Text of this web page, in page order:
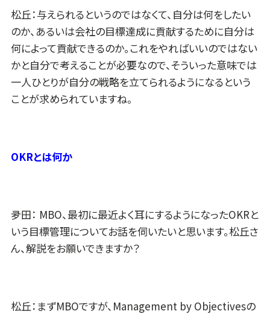
松丘：与えられるというのではなくて、自分は何をしたい
のか、あるいは会社の目標達成に貢献するために自分は
何によって貢献できるのか。これをやればいいのではない
かと自分で考えることが必要なので、そういった意味では
一人ひとりが自分の戦略を立てられるようになるという
ことが求められていますね。
OKRとは何か
夛田： MBO、最初に最近よく耳にするようになったOKRと
いう目標管理についてお話を伺いたいと思います。松丘さ
ん、解説をお願いできますか？
松丘：まずMBOですが、Management by Objectivesの